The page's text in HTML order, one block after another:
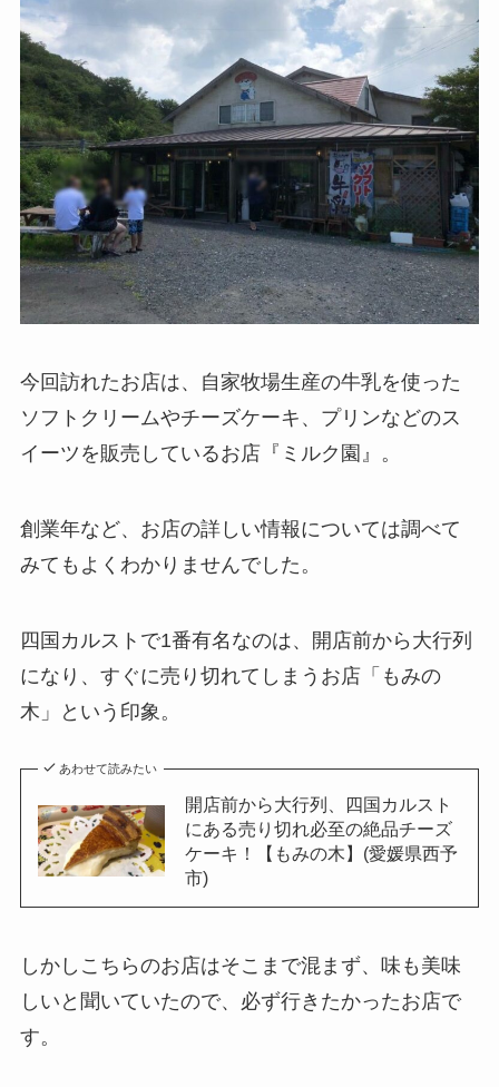
今回訪れたお店は、自家牧場生産の牛乳を使った
ソフトクリームやチーズケーキ、プリンなどのス
イーツを販売しているお店『ミルク園』。
創業年など、お店の詳しい情報については調べて
みてもよくわかりませんでした。
四国カルストで1番有名なのは、開店前から大行列
になり、すぐに売り切れてしまうお店「もみの
木」という印象。
あわせて読みたい
開店前から大行列、四国カルスト
にある売り切れ必至の絶品チーズ
ケーキ！【もみの木】(愛媛県西予
市)
しかしこちらのお店はそこまで混まず、味も美味
しいと聞いていたので、必ず行きたかったお店で
す。